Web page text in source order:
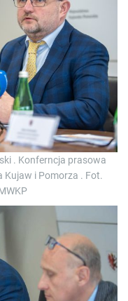
. Konferncja prasowa
Kujaw i Pomorza . Fot.